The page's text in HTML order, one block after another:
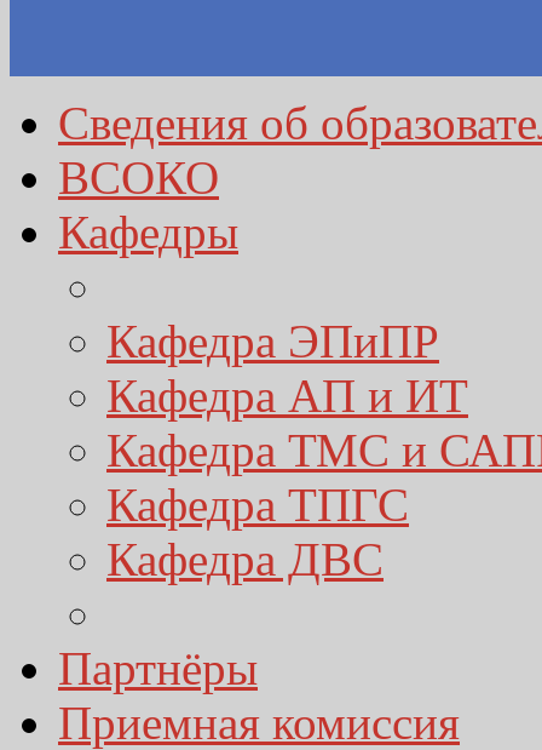
Сведения об
ВСОКО
Кафедры
Кафедра ЭПиПР
Кафедра АП и ИТ
Кафедра ТМС и
Кафедра ТПГС
Кафедра ДВС
Партнёры
Приемная комиссия